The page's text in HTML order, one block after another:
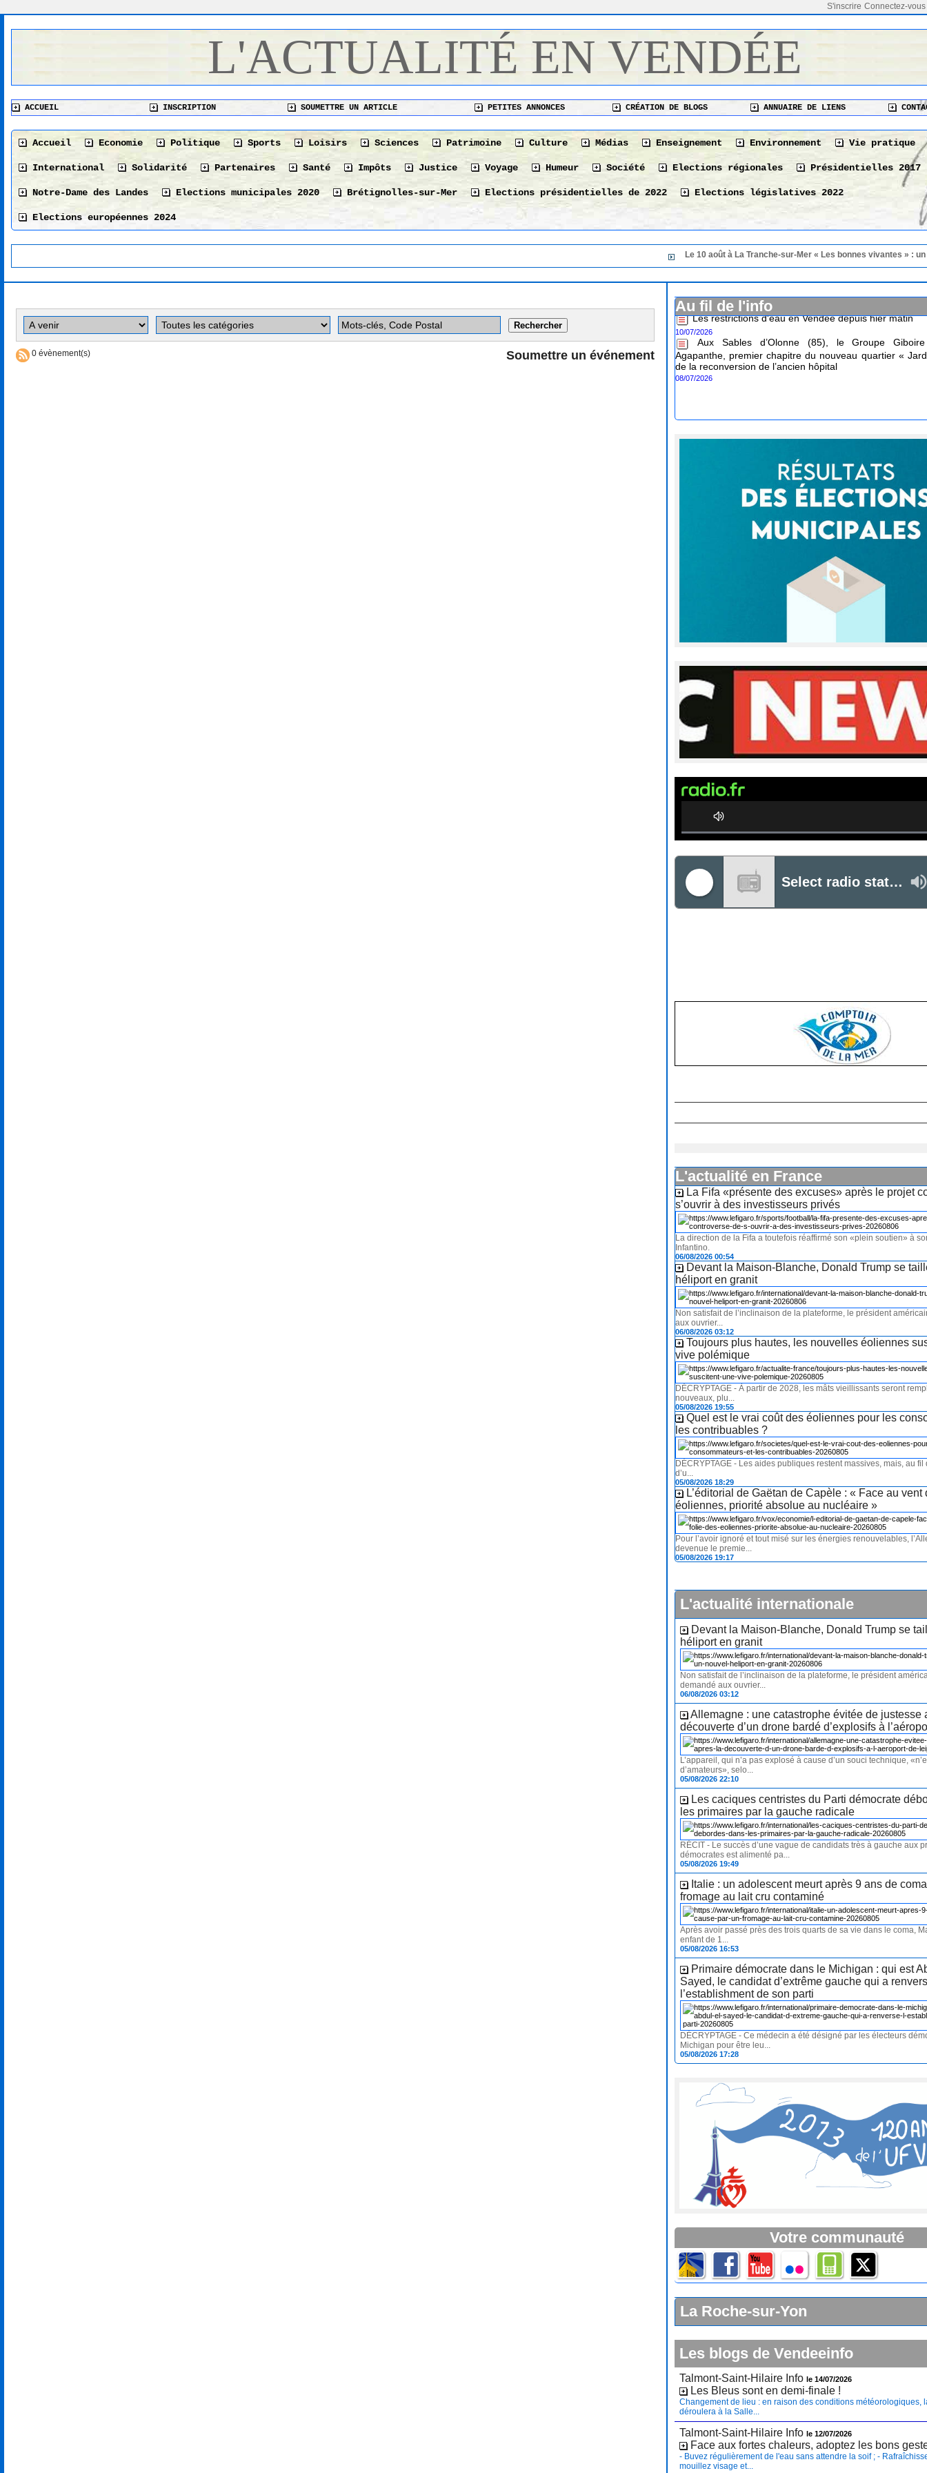
Connectez-vous
S'inscrire
L'ACTUALITÉ EN VENDÉE
ACCUEIL INSCRIPTION SOUMETTRE UN ARTICLE PETITES ANNONCES CRÉATION DE BLOGS ANNUAIRE DE LIENS
Accueil Economie Politique Sports Loisirs Sciences Patrimoine Culture Médias Enseignement Environnement Vie pratique
International Solidarité Partenaires Santé Impôts Justice Voyage Humeur Société Elections régionales Présidentielles 2017
Notre-Dame des Landes Elections municipales 2020 Brétignolles-sur-Mer Elections présidentielles de 2022 Elections législatives 2022
Elections européennes 2024
Le 10 août à La Tranche-sur-Mer « Les bonnes vivantes » : un ciné-
0 évènement(s) Soumettre un événement
Au fil de l'info
Le 10 août à La Tranche-sur-Mer « Les bonnes
gourmand pour (re)mettre les algues au goût du jour
Les restrictions d'eau en Vendée depuis hier matin
10/07/2026
Aux Sables d’Olonne (85), le Groupe
Agapanthe, premier chapitre du nouveau quartier «
de la reconversion de l’ancien hôpital
08/07/2026
0%
Complete
Select radio station
L'actualité en France
La Fifa «présente des excuses» après le projet
s’ouvrir à des investisseurs privés
La direction de la Fifa a toutefois réaffirmé son «plein soutien» à
Infantino.
06/08/2026 00:54
Devant la Maison-Blanche, Donald Trump se
héliport en granit
Non satisfait de l’inclinaison de la plateforme, le président
aux ouvrier...
06/08/2026 03:12
Toujours plus hautes, les nouvelles éoliennes
vive polémique
DÉCRYPTAGE - À partir de 2028, les mâts vieillissants seront
nouveaux, plu...
05/08/2026 19:55
Quel est le vrai coût des éoliennes pour les
les contribuables ?
DÉCRYPTAGE - Les aides publiques restent massives, mais, au
d’u...
05/08/2026 18:29
L’éditorial de Gaëtan de Capèle : « Face au vent
éoliennes, priorité absolue au nucléaire »
Pour l’avoir ignoré et tout misé sur les énergies renouvelables,
devenue le premie...
05/08/2026 19:17
L'actualité internationale
Devant la Maison-Blanche, Donald Trump se
héliport en granit
Non satisfait de l’inclinaison de la plateforme, le président
demandé aux ouvrier...
06/08/2026 03:12
Allemagne : une catastrophe évitée de justesse
découverte d’un drone bardé d’explosifs à
L’appareil, qui n’a pas explosé à cause d’un souci technique,
d’amateurs», selo...
05/08/2026 22:10
Les caciques centristes du Parti démocrate
les primaires par la gauche radicale
RÉCIT - Le succès d’une vague de candidats très à gauche aux
démocrates est alimenté pa...
05/08/2026 19:49
Italie : un adolescent meurt après 9 ans de
fromage au lait cru contaminé
Après avoir passé près des trois quarts de sa vie dans le coma,
enfant de 1...
05/08/2026 16:53
Primaire démocrate dans le Michigan : qui est
Sayed, le candidat d’extrême gauche qui a
l’establishment de son parti
DÉCRYPTAGE - Ce médecin a été désigné par les électeurs
Michigan pour être leu...
05/08/2026 17:28
Votre communauté
La Roche-sur-Yon
Les blogs de Vendeeinfo
Talmont-Saint-Hilaire Infole 14/07/2026
Les Bleus sont en demi-finale !
Changement de lieu : en raison des conditions météorologiques,
déroulera à la Salle...
Talmont-Saint-Hilaire Infole 12/07/2026
Face aux fortes chaleurs, adoptez les bons
- Buvez régulièrement de l'eau sans attendre la soif ; -
mouillez visage et...